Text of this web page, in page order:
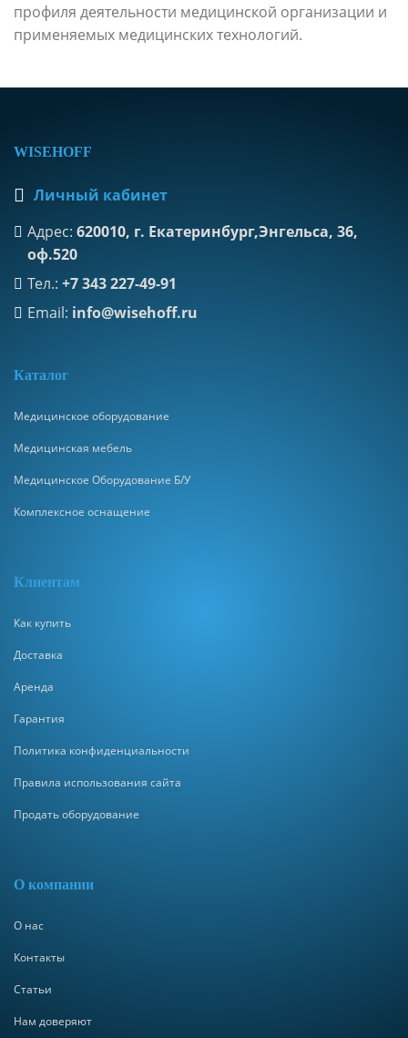
профиля деятельности медицинской организации и
применяемых медицинских технологий.
WISEHOFF
Личный кабинет
Адрес: 620010, г. Екатеринбург,Энгельса, 36,
оф.520
Тел.: +7 343 227-49-91
Email: info@wisehoff.ru
Каталог
Медицинское оборудование
Медицинская мебель
Медицинское Оборудование Б/У
Комплексное оснащение
Клиентам
Как купить
Доставка
Аренда
Гарантия
Политика конфиденциальности
Правила использования сайта
Продать оборудование
О компании
О нас
Контакты
Статьи
Нам доверяют